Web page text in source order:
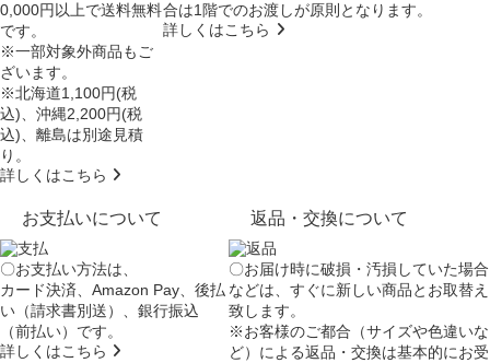
0,000円以上で送料無料
です。
※一部対象外商品もご
ざいます。
※北海道1,100円(税
込)、沖縄2,200円(税
込)、離島は別途見積
り。
詳しくはこちら
合は1階でのお渡しが原則となります。
詳しくはこちら
お支払いについて
〇お支払い方法は、
カード決済、Amazon Pay、後払
い（請求書別送）、銀行振込
（前払い）です。
詳しくはこちら
返品・交換について
〇お届け時に破損・汚損していた場合
などは、すぐに新しい商品とお取替え
致します。
※お客様のご都合（サイズや色違いな
ど）による返品・交換は基本的にお受